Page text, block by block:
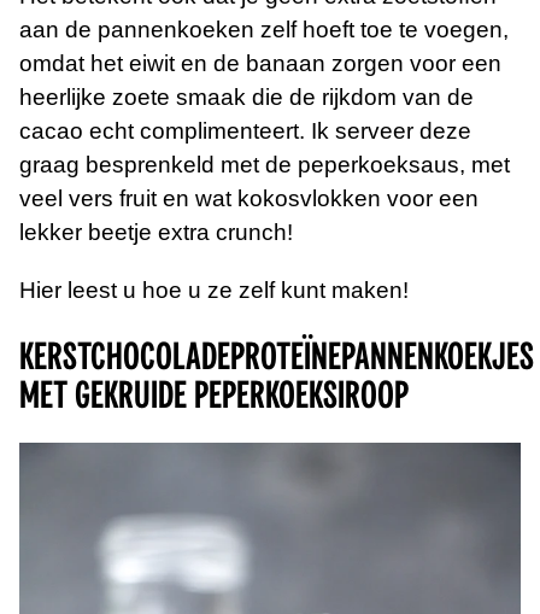
aan de pannenkoeken zelf hoeft toe te voegen,
omdat het eiwit en de banaan zorgen voor een
heerlijke zoete smaak die de rijkdom van de
cacao echt complimenteert. Ik serveer deze
graag besprenkeld met de peperkoeksaus, met
veel vers fruit en wat kokosvlokken voor een
lekker beetje extra crunch!
Hier leest u hoe u ze zelf kunt maken!
Kerstchocoladeproteïnepannenkoekjes
met gekruide peperkoeksiroop